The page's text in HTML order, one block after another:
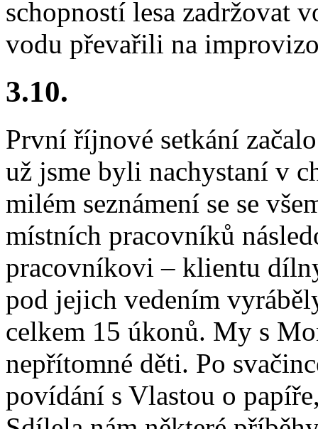
schopností lesa zadržovat
vodu převařili na
3.10.
První říjnové setkání
už jsme byli nachystaní v
milém seznámení se se
místních pracovníků
pracovníkovi – klientu
pod jejich vedením
celkem 15 úkonů. My s
nepřítomné děti. Po
povídání s Vlastou o